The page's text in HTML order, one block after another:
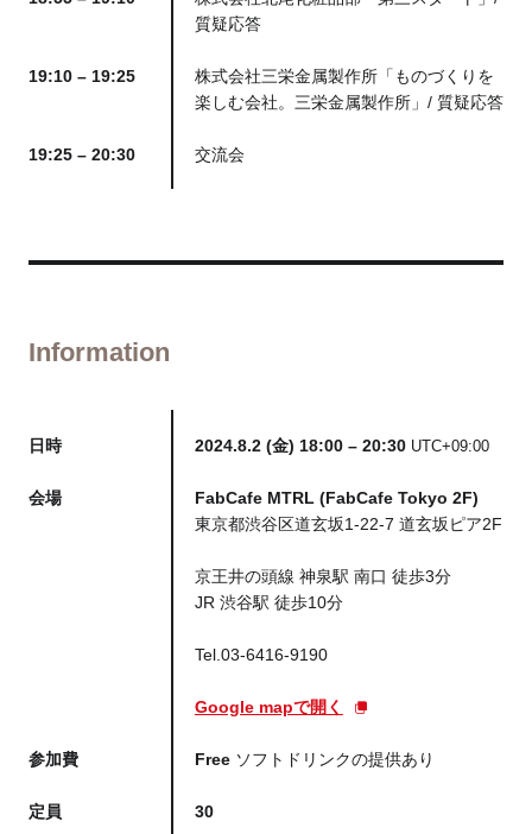
質疑応答
19:10 – 19:25
株式会社三栄金属製作所「ものづくりを
楽しむ会社。三栄金属製作所」/ 質疑応答
19:25 – 20:30 交流会
Information
日時 2024.8.2 (金) 18:00 – 20:30UTC+09:00
会場
FabCafe MTRL (FabCafe Tokyo 2F)
東京都渋谷区道玄坂1-22-7 道玄坂ピア2F
京王井の頭線 神泉駅 南口 徒歩3分
JR 渋谷駅 徒歩10分
Tel.03-6416-9190
Google mapで開く
参加費 Freeソフトドリンクの提供あり
定員 30